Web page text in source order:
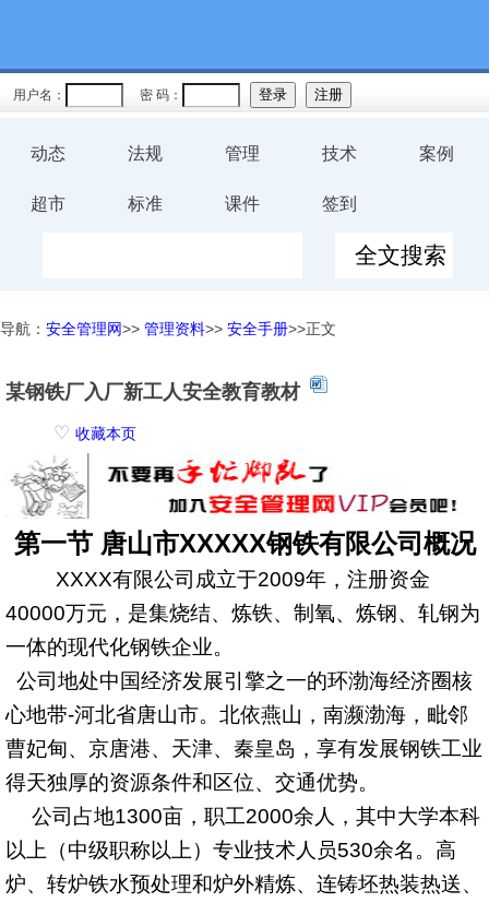
用户名： 密 码：
动态 法规 管理 技术 案例
超市 标准 课件 签到
导航： 安全管理网>> 管理资料>> 安全手册>>正文
某钢铁厂入厂新工人安全教育教材
♡ 收藏本页
第一节 唐山市XXXXX钢铁有限公司概况
XXXX有限公司成立于2009年，注册资金
40000万元，是集烧结、炼铁、制氧、炼钢、轧钢为
一体的现代化钢铁企业。
公司地处中国经济发展引擎之一的环渤海经济圈核
心地带-河北省唐山市。北依燕山，南濒渤海，毗邻
曹妃甸、京唐港、天津、秦皇岛，享有发展钢铁工业
得天独厚的资源条件和区位、交通优势。
公司占地1300亩，职工2000余人，其中大学本科
以上（中级职称以上）专业技术人员530余名。高
炉、转炉铁水预处理和炉外精炼、连铸坯热装热送、